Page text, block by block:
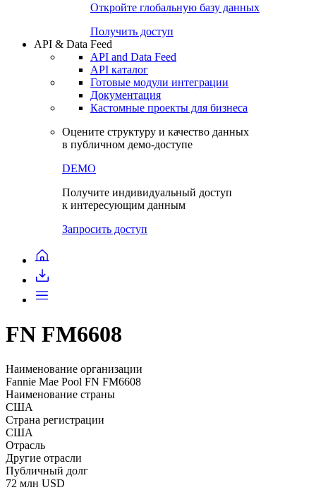
Откройте глобальную базу данных
Получить доступ
API & Data Feed
API and Data Feed
API каталог
Готовые модули интеграции
Документация
Кастомные проекты для бизнеса
Оцените структуру и качество данных
в публичном демо-доступе
DEMO
Получите индивидуальный доступ
к интересующим данным
Запросить доступ
FN FM6608
Наименование организации
Fannie Mae Pool FN FM6608
Наименование страны
США
Страна регистрации
США
Отрасль
Другие отрасли
Публичный долг
72 млн USD